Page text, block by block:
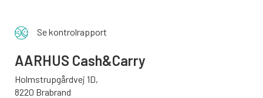
Se kontrolrapport
AARHUS Cash&Carry
Holmstrupgårdvej 1D,
8220 Brabrand